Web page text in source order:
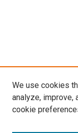
We use cookies
analyze, improve,
cookie